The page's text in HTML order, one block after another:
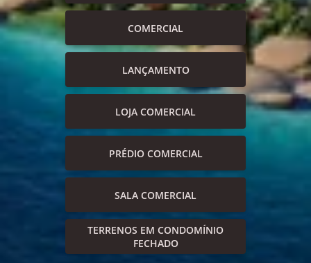
COMERCIAL
LANÇAMENTO
LOJA COMERCIAL
PRÉDIO COMERCIAL
SALA COMERCIAL
TERRENOS EM CONDOMÍNIO
FECHADO